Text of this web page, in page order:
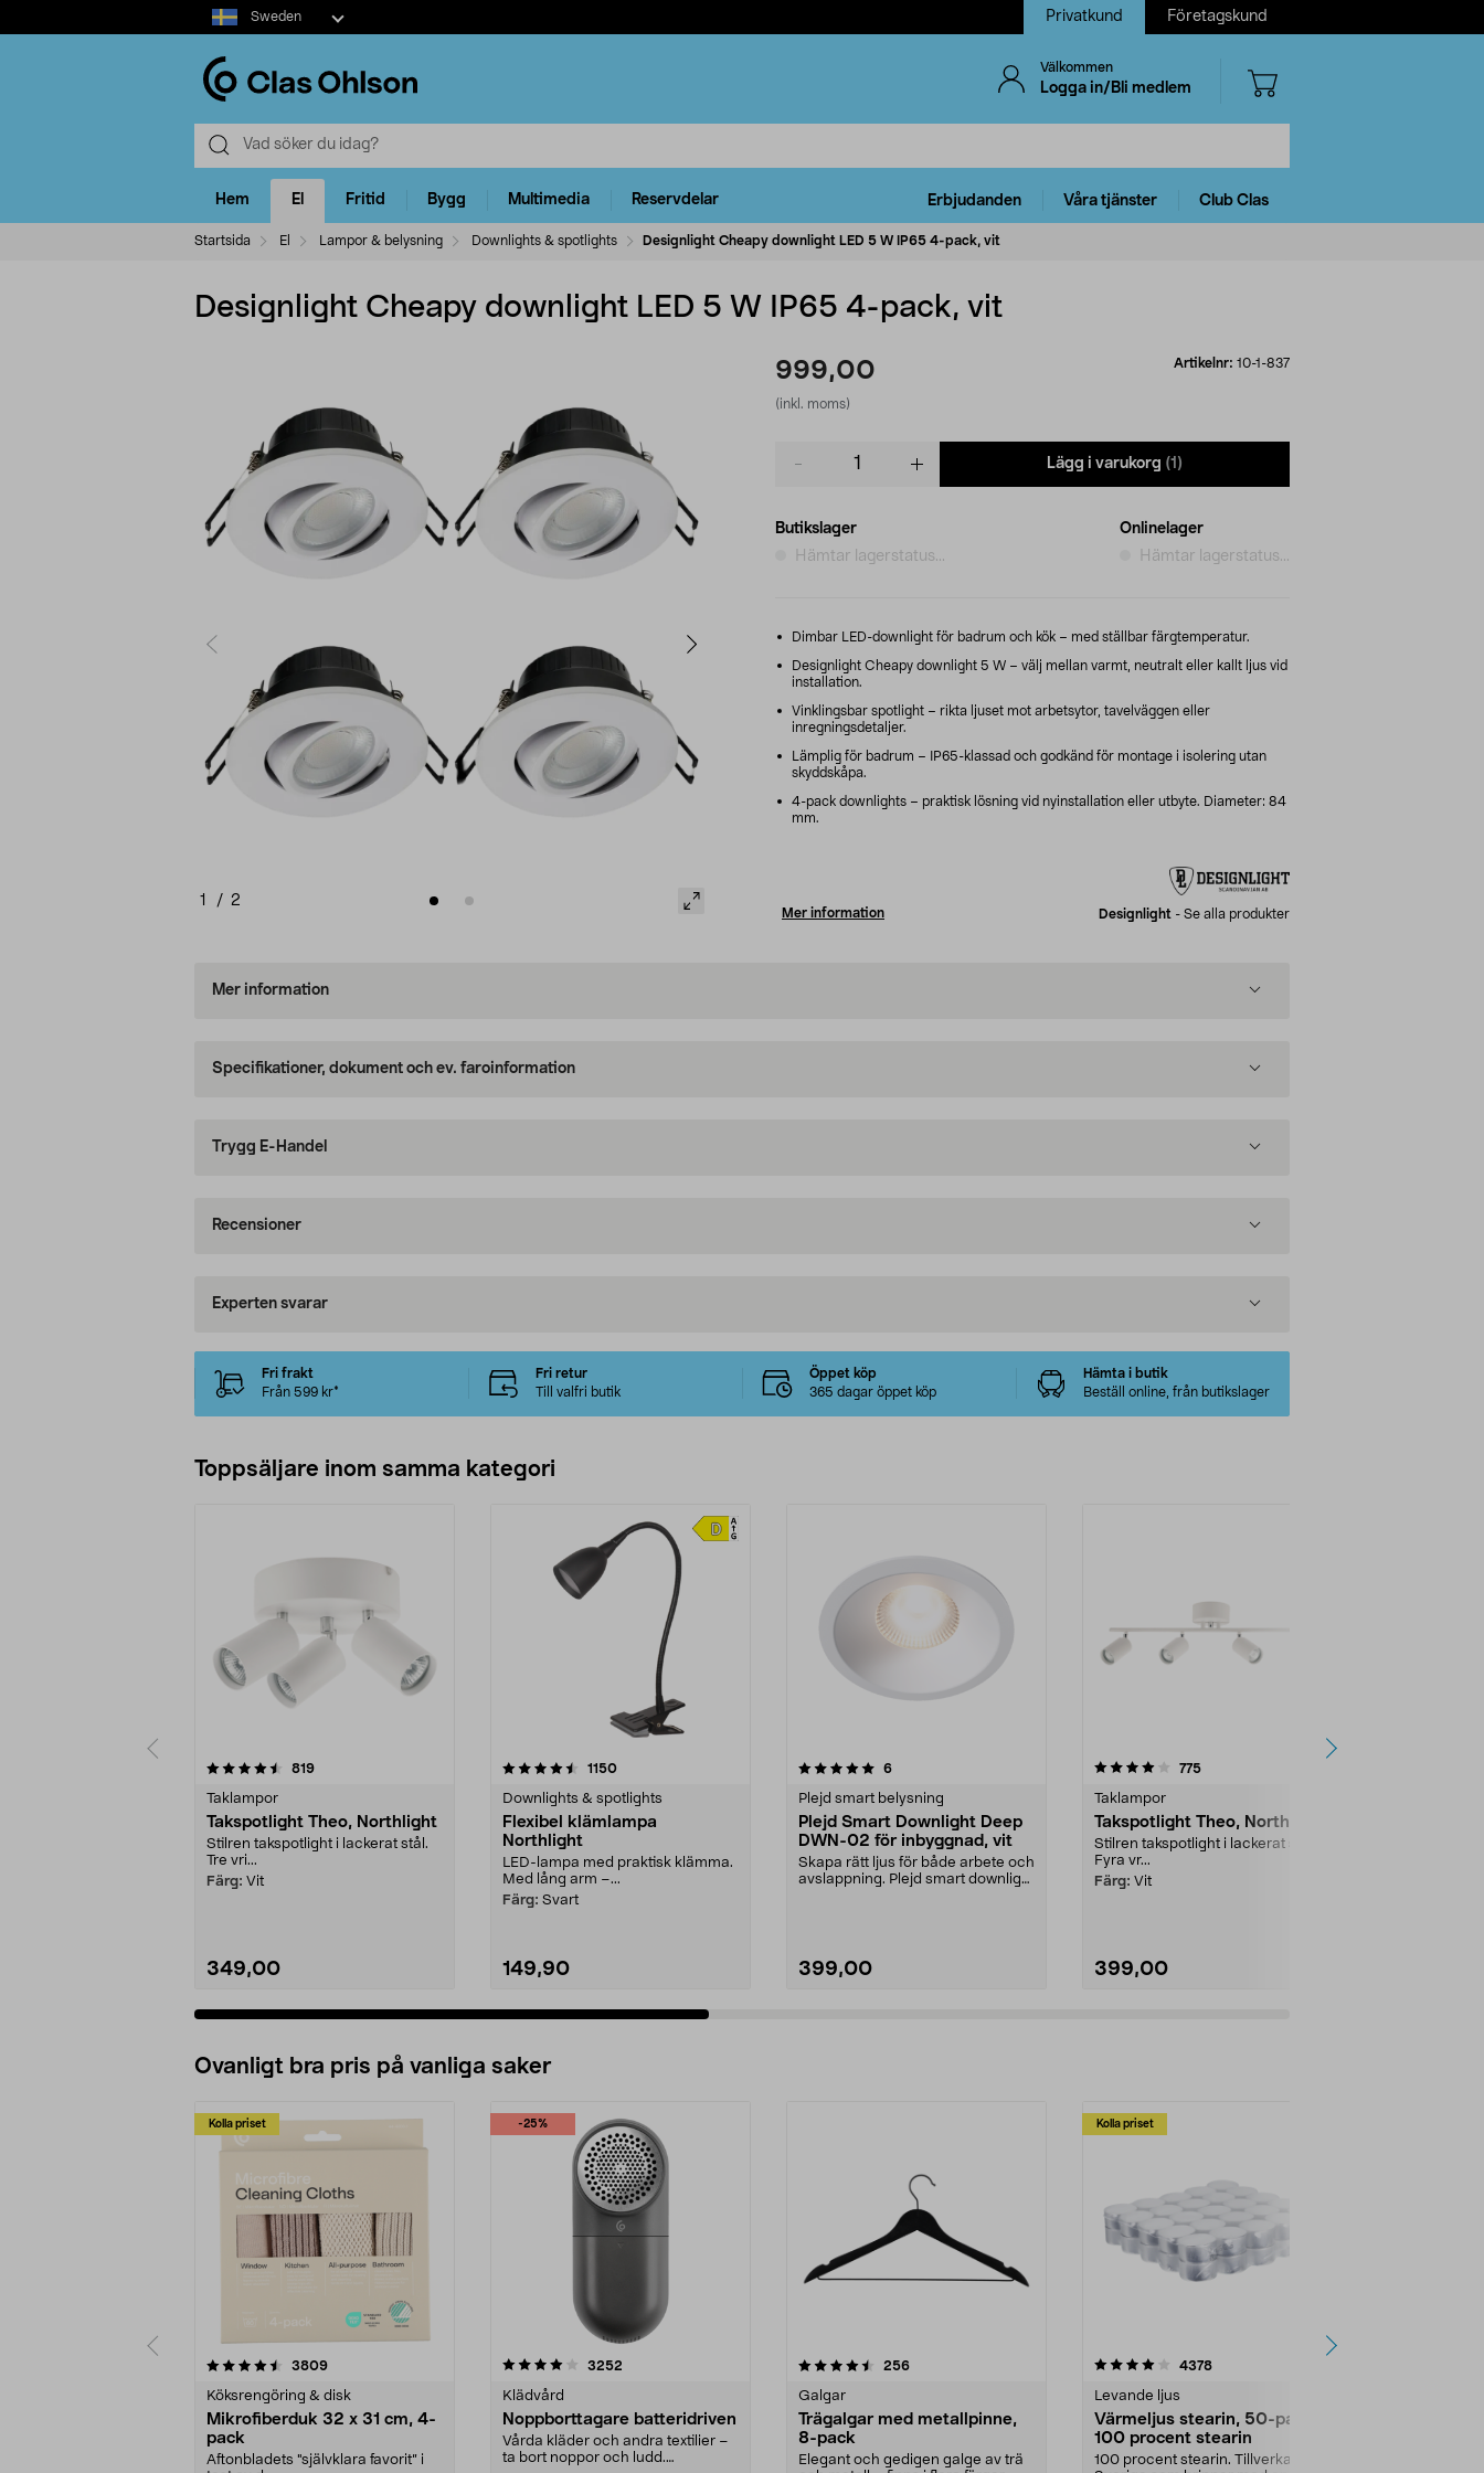
Select
market
Sweden Privatkund Företagskund
Välkommen
Logga in/Bli medlem
Hem El Fritid Bygg Multimedia Reservdelar Erbjudanden Våra tjänster Club Clas
Startsida El Lampor & belysning Downlights & spotlights Designlight Cheapy downlight LED 5 W IP65 4-pack, vit
Designlight Cheapy downlight LED 5 W IP65 4-pack, vit
1 / 2
999,00
(inkl. moms)
Artikelnr: 10-1-837
Lägg i varukorg (1)
Butikslager
Hämtar lagerstatus...
Onlinelager
Hämtar lagerstatus...
Dimbar LED-downlight för badrum och kök – med ställbar färgtemperatur.
Designlight Cheapy downlight 5 W – välj mellan varmt, neutralt eller kallt ljus vid
installation.
Vinklingsbar spotlight – rikta ljuset mot arbetsytor, tavelväggen eller
inregningsdetaljer.
Lämplig för badrum – IP65-klassad och godkänd för montage i isolering utan
skyddskåpa.
4-pack downlights – praktisk lösning vid nyinstallation eller utbyte. Diameter: 84
mm.
Mer information Designlight - Se alla produkter
Mer information
Specifikationer, dokument och ev. faroinformation
Trygg E-Handel
Recensioner
Experten svarar
Fri frakt
Från 599 kr*
Fri retur
Till valfri butik
Öppet köp
365 dagar öppet köp
Hämta i butik
Beställ online, från butikslager
Toppsäljare inom samma kategori
819recensioner
Taklampor
Takspotlight Theo, Northlight
Stilren takspotlight i lackerat stål.
Tre vri...
Färg: Vit
349,00
4.5 av 5 stjärnor 1150recensioner
Downlights & spotlights
Flexibel klämlampa
Northlight
LED-lampa med praktisk klämma.
Med lång arm –...
Färg: Svart
149,90
5.0 av 5 stjärnor 6recensioner
Plejd smart belysning
Plejd Smart Downlight Deep
DWN-02 för inbyggnad, vit
Skapa rätt ljus för både arbete och
avslappning. Plejd smart downlight
399,00
4.0 av 5 stjärnor 775recensioner
Taklampor
Takspotlight Theo, Northlight
Stilren takspotlight i lackerat stål.
Fyra vr...
Färg: Vit
399,00
4.5 av 5 stjärnor
Ovanligt bra pris på vanliga saker
Kolla priset
3809recensioner
Köksrengöring & disk
Mikrofiberduk 32 x 31 cm, 4-
pack
Aftonbladets "självklara favorit” i
-25%
4.0av 5 stjärnor 3252
Klädvård
Noppborttagare batteridriven
Vårda kläder och andra textilier –
ta bort noppor och ludd.
4.5av 5 stjärnor 256recensioner
Galgar
Trägalgar med metallpinne,
8-pack
Elegant och gedigen galge av trä
Kolla priset
4.0av 5 stjärnor 4378recensioner
Levande ljus
Värmeljus stearin, 50-pack,
100 procent stearin
100 procent stearin. Tillverkade i
4.5av 5 stjärnor